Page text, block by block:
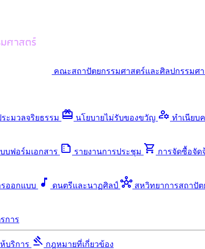
คณะสถาปัตยกรรมศาสตร์และศิลปกรรมศา
ะมวลจริยธรรม redeem นโยบายไม่รับของขวัญ manage_accounts ทำเนียบ
บฟอร์มเอกสาร summarize รายงานการประชุม shopping_cart การจัดซื้อจัด
ออกแบบ music_note ดนตรีและนาฏศิลป์ hub สหวิทยาการสถาปั
การ
บริการ gavel กฎหมายที่เกี่ยวข้อง